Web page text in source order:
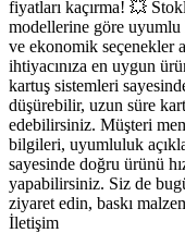
fiyatları kaçırma! 💥
modellerine göre
ve ekonomik seçenekler
ihtiyacınıza en uygun
kartuş sistemleri
düşürebilir, uzun süre
edebilirsiniz. Müşteri
bilgileri, uyumluluk
sayesinde doğru ürünü
yapabilirsiniz. Siz de
ziyaret edin, baskı
İletişim